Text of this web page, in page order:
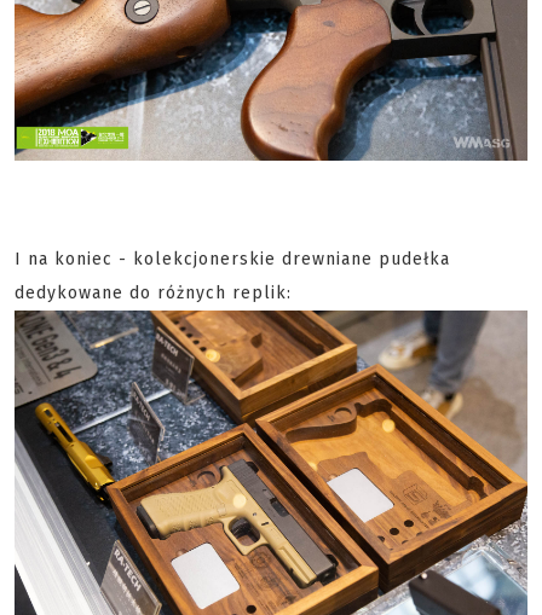
I na koniec - kolekcjonerskie drewniane pudełka
dedykowane do różnych replik: